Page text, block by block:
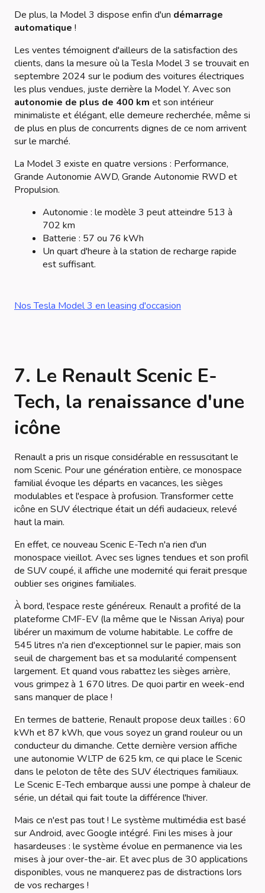
De plus, la Model 3 dispose enfin d'un démarrage
automatique !
Les ventes témoignent d'ailleurs de la satisfaction des
clients, dans la mesure où la Tesla Model 3 se trouvait en
septembre 2024 sur le podium des voitures électriques
les plus vendues, juste derrière la Model Y. Avec son
autonomie de plus de 400 km et son intérieur
minimaliste et élégant, elle demeure recherchée, même si
de plus en plus de concurrents dignes de ce nom arrivent
sur le marché.
La Model 3 existe en quatre versions : Performance,
Grande Autonomie AWD, Grande Autonomie RWD et
Propulsion.
Autonomie : le modèle 3 peut atteindre 513 à
702 km
Batterie : 57 ou 76 kWh
Un quart d'heure à la station de recharge rapide
est suffisant.
Nos Tesla Model 3 en leasing d'occasion
7. Le Renault Scenic E-
Tech, la renaissance d'une
icône
Renault a pris un risque considérable en ressuscitant le
nom Scenic. Pour une génération entière, ce monospace
familial évoque les départs en vacances, les sièges
modulables et l'espace à profusion. Transformer cette
icône en SUV électrique était un défi audacieux, relevé
haut la main.
En effet, ce nouveau Scenic E-Tech n'a rien d'un
monospace vieillot. Avec ses lignes tendues et son profil
de SUV coupé, il affiche une modernité qui ferait presque
oublier ses origines familiales.
À bord, l'espace reste généreux. Renault a profité de la
plateforme CMF-EV (la même que le Nissan Ariya) pour
libérer un maximum de volume habitable. Le coffre de
545 litres n'a rien d'exceptionnel sur le papier, mais son
seuil de chargement bas et sa modularité compensent
largement. Et quand vous rabattez les sièges arrière,
vous grimpez à 1 670 litres. De quoi partir en week-end
sans manquer de place !
En termes de batterie, Renault propose deux tailles : 60
kWh et 87 kWh, que vous soyez un grand rouleur ou un
conducteur du dimanche. Cette dernière version affiche
une autonomie WLTP de 625 km, ce qui place le Scenic
dans le peloton de tête des SUV électriques familiaux.
Le Scenic E-Tech embarque aussi une pompe à chaleur de
série, un détail qui fait toute la différence l'hiver.
Mais ce n'est pas tout ! Le système multimédia est basé
sur Android, avec Google intégré. Fini les mises à jour
hasardeuses : le système évolue en permanence via les
mises à jour over-the-air. Et avec plus de 30 applications
disponibles, vous ne manquerez pas de distractions lors
de vos recharges !